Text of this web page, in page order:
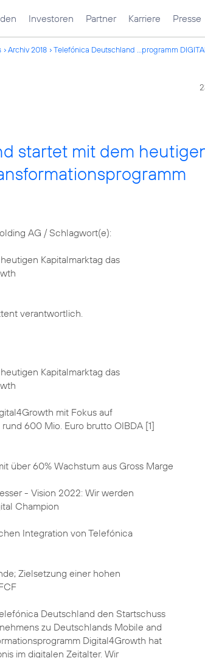
Investoren Partner Karriere Presse
Archiv 2018 Telefónica Deutschland ...programm
startet mit dem
AG / Schlagwort(e):
Kapitalmarktag das
verantwortlich.
Kapitalmarktag das
mit Fokus auf
600 Mio. Euro brutto OIBDA [1]
über 60% Wachstum aus Gross Marge
- Vision 2022: Wir werden
Champion
Integration von Telefónica
Zielsetzung einer hohen
Deutschland den Startschuss
zu Deutschlands Mobile and
Digital4Growth hat
im digitalen Zeitalter. Wir